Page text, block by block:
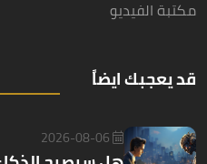
مكتبة الفيديو
قد يعجبك ايضاً
2026-08-06